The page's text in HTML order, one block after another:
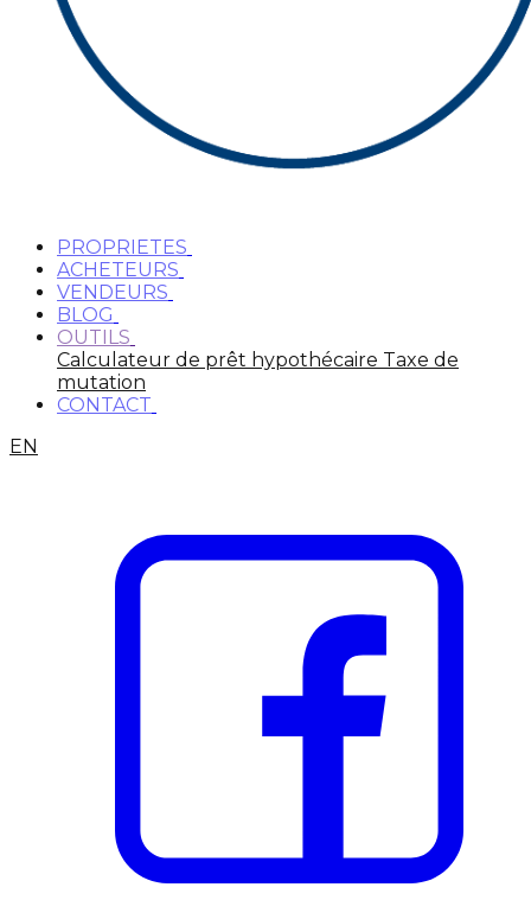
PROPRIETES
ACHETEURS
VENDEURS
BLOG
OUTILS
Calculateur de prêt hypothécaire Taxe de
mutation
CONTACT
EN